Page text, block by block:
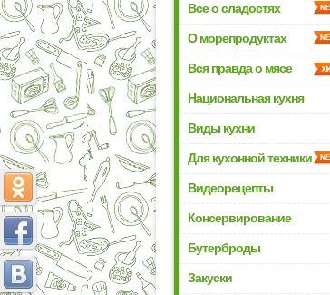
Все о сладостях
О морепродуктах
Вся правда о мясе
Национальная кухня
Виды кухни
Для кухонной техники
Видеорецепты
Консервирование
Бутерброды
Закуски